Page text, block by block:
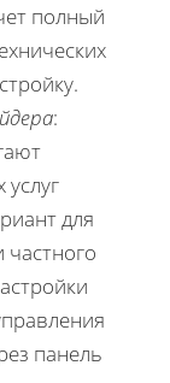
полный
:
для
панель